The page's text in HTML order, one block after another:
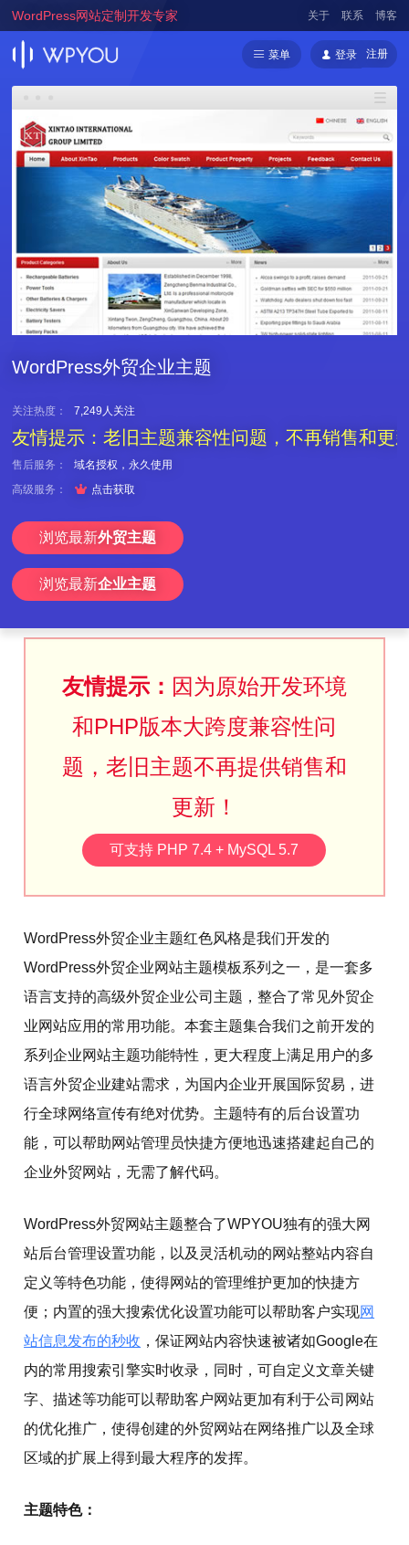
WordPress网站定制开发专家 关于 联系 博客
菜单 登录 注册
WordPress外贸企业主题
关注热度： 7,249人关注
友情提示：老旧主题兼容性问题，不再销售和更
售后服务：
域名授权，永久使用
高级服务：
 点击获取
浏览最新外贸主题
浏览最新企业主题
友情提示： 因为原始开发环境
和PHP版本大跨度兼容性问
题，老旧主题不再提供销售和
更新！
可支持 PHP 7.4 + MySQL 5.7
WordPress外贸企业主题红色风格是我们开发的
WordPress外贸企业网站主题模板系列之一，是一套多
语言支持的高级外贸企业公司主题，整合了常见外贸企
业网站应用的常用功能。本套主题集合我们之前开发的
系列企业网站主题功能特性，更大程度上满足用户的多
语言外贸企业建站需求，为国内企业开展国际贸易，进
行全球网络宣传有绝对优势。主题特有的后台设置功
能，可以帮助网站管理员快捷方便地迅速搭建起自己的
企业外贸网站，无需了解代码。
WordPress外贸网站主题整合了WPYOU独有的强大网
站后台管理设置功能，以及灵活机动的网站整站内容自
定义等特色功能，使得网站的管理维护更加的快捷方
便；内置的强大搜索优化设置功能可以帮助客户实现网
站信息发布的秒收 ，保证网站内容快速被诸如Google在
内的常用搜索引擎实时收录，同时，可自定义文章关键
字、描述等功能可以帮助客户网站更加有利于公司网站
的优化推广，使得创建的外贸网站在网络推广以及全球
区域的扩展上得到最大程序的发挥。
主题特色：